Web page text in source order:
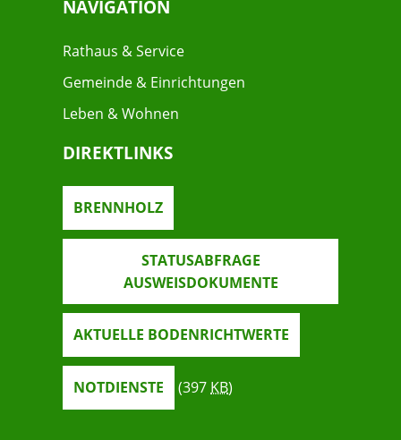
NAVIGATION
Rathaus & Service
Gemeinde & Einrichtungen
Leben & Wohnen
DIREKTLINKS
BRENNHOLZ
STATUSABFRAGE
AUSWEISDOKUMENTE
AKTUELLE BODENRICHTWERTE
NOTDIENSTE (397 KB)